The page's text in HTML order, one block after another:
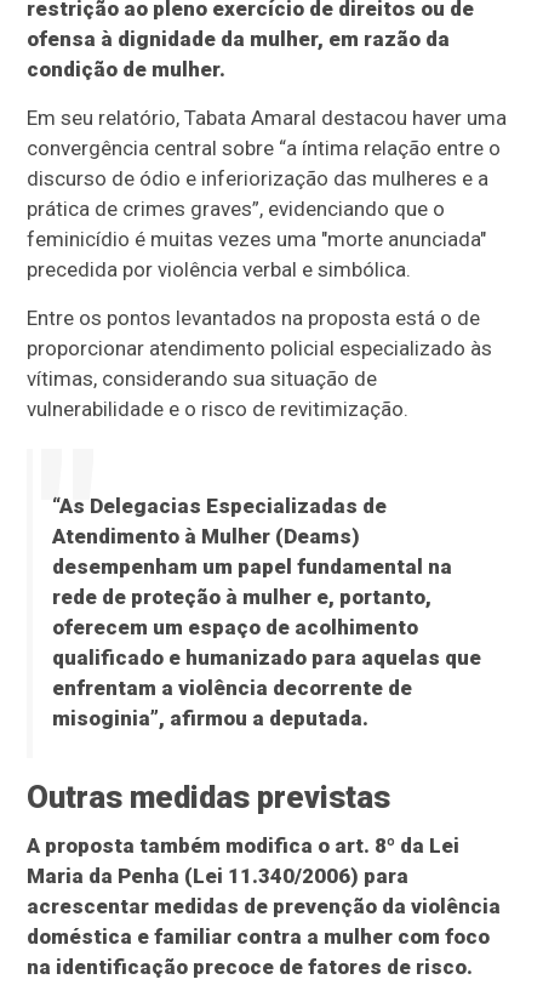
restrição ao pleno exercício de direitos ou de
ofensa à dignidade da mulher, em razão da
condição de mulher.
Em seu relatório, Tabata Amaral destacou haver uma
convergência central sobre “a íntima relação entre o
discurso de ódio e inferiorização das mulheres e a
prática de crimes graves”, evidenciando que o
feminicídio é muitas vezes uma "morte anunciada"
precedida por violência verbal e simbólica.
Entre os pontos levantados na proposta está o de
proporcionar atendimento policial especializado às
vítimas, considerando sua situação de
vulnerabilidade e o risco de revitimização.
“As Delegacias Especializadas de
Atendimento à Mulher (Deams)
desempenham um papel fundamental na
rede de proteção à mulher e, portanto,
oferecem um espaço de acolhimento
qualificado e humanizado para aquelas que
enfrentam a violência decorrente de
misoginia”, afirmou a deputada.
Outras medidas previstas
A proposta também modifica o art. 8º da Lei
Maria da Penha (Lei 11.340/2006) para
acrescentar medidas de prevenção da violência
doméstica e familiar contra a mulher com foco
na identificação precoce de fatores de risco.